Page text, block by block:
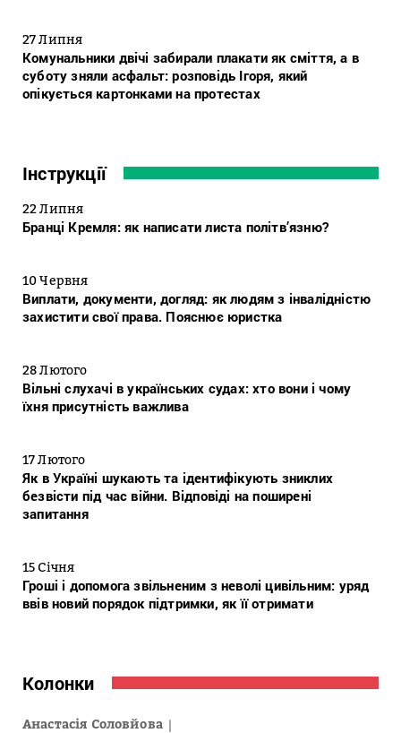
27 Липня
Комунальники двічі забирали плакати як сміття, а в
суботу зняли асфальт: розповідь Ігоря, який
опікується картонками на протестах
Інструкції
22 Липня
Бранці Кремля: як написати листа політв’язню?
10 Червня
Виплати, документи, догляд: як людям з інвалідністю
захистити свої права. Пояснює юристка
28 Лютого
Вільні слухачі в українських судах: хто вони і чому
їхня присутність важлива
17 Лютого
Як в Україні шукають та ідентифікують зниклих
безвісти під час війни. Відповіді на поширені
запитання
15 Січня
Гроші і допомога звільненим з неволі цивільним: уряд
ввів новий порядок підтримки, як її отримати
Колонки
Анастасія Соловйова